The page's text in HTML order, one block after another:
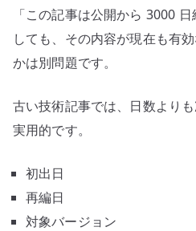
「この記事は公開から 3000
しても、その内容が現在も有
かは別問題です。
古い技術記事では、日数より
実用的です。
初出日
再編日
対象バージョン